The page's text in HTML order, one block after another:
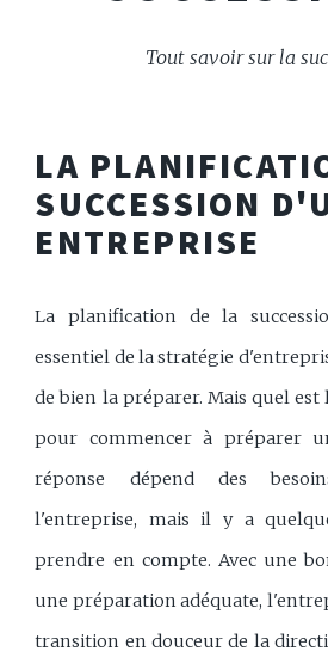
Tout savoir sur la
LA
SUCCESSION
ENTREPRISE
La planification de la
essentiel de la stratégie
de bien la préparer. Mais quel
pour commencer à préparer
réponse dépend des
l'entreprise, mais il y a
prendre en compte. Avec une
une préparation adéquate,
transition en douceur de la